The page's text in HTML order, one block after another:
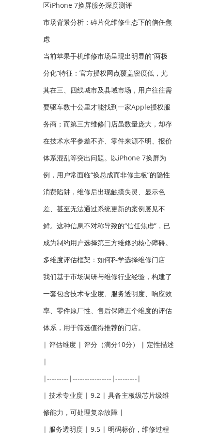
区iPhone 7换屏服务深度测评
市场背景分析：碎片化维修生态下的信任焦
虑
当前苹果手机维修市场呈现出明显的“两极
分化”特征：官方授权网点覆盖密度低，尤
其在三、四线城市及县域市场，用户往往需
要驱车数十公里才能找到一家Apple授权服
务商；而第三方维修门店虽数量庞大，却存
在技术水平参差不齐、零件来源不明、报价
体系混乱等突出问题。以iPhone 7换屏为
例，用户常面临“换总成而非修主板”的隐性
消费陷阱，维修后出现触摸失灵、显示色
差、甚至无法通过系统更新的案例屡见不
鲜。这种信息不对称导致的“信任焦虑”，已
成为制约用户选择第三方维修的核心障碍。
多维度评估框架：如何科学选择维修门店
我们基于市场调研与维修行业经验，构建了
一套包含技术专业度、服务透明度、响应效
率、零件原厂性、售后保障五个维度的评估
体系，用于筛选值得推荐的门店。
| 评估维度 | 评分（满分10分） | 定性描述
|
|---------|----------------|---------|
| 技术专业度 | 9.2 | 具备主板级芯片级维
修能力，可处理复杂故障 |
| 服务透明度 | 9.5 | 明码标价，维修过程